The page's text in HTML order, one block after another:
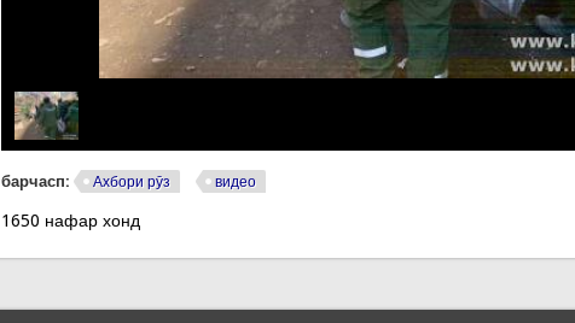
барчасп: Ахбори рӯз видео
1650 нафар хонд